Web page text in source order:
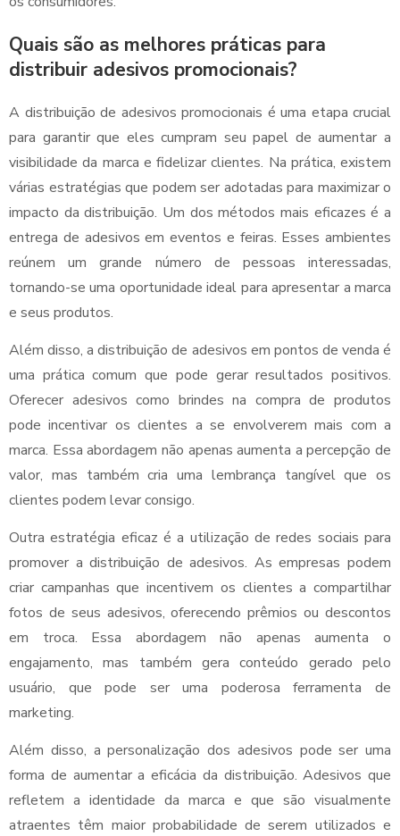
Quais são as melhores práticas para
distribuir adesivos promocionais?
A distribuição de adesivos promocionais é uma etapa crucial
para garantir que eles cumpram seu papel de aumentar a
visibilidade da marca e fidelizar clientes. Na prática, existem
várias estratégias que podem ser adotadas para maximizar o
impacto da distribuição. Um dos métodos mais eficazes é a
entrega de adesivos em eventos e feiras. Esses ambientes
reúnem um grande número de pessoas interessadas,
tornando-se uma oportunidade ideal para apresentar a marca
e seus produtos.
Além disso, a distribuição de adesivos em pontos de venda é
uma prática comum que pode gerar resultados positivos.
Oferecer adesivos como brindes na compra de produtos
pode incentivar os clientes a se envolverem mais com a
marca. Essa abordagem não apenas aumenta a percepção de
valor, mas também cria uma lembrança tangível que os
clientes podem levar consigo.
Outra estratégia eficaz é a utilização de redes sociais para
promover a distribuição de adesivos. As empresas podem
criar campanhas que incentivem os clientes a compartilhar
fotos de seus adesivos, oferecendo prêmios ou descontos
em troca. Essa abordagem não apenas aumenta o
engajamento, mas também gera conteúdo gerado pelo
usuário, que pode ser uma poderosa ferramenta de
marketing.
Além disso, a personalização dos adesivos pode ser uma
forma de aumentar a eficácia da distribuição. Adesivos que
refletem a identidade da marca e que são visualmente
atraentes têm maior probabilidade de serem utilizados e